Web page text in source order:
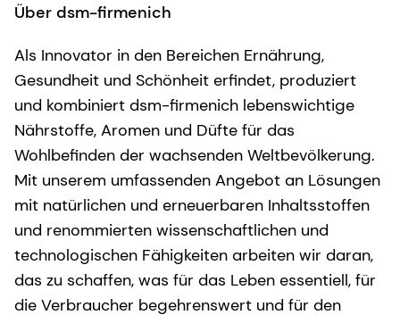
Über dsm-firmenich
Als Innovator in den Bereichen Ernährung,
Gesundheit und Schönheit erfindet, produziert
und kombiniert dsm-firmenich lebenswichtige
Nährstoffe, Aromen und Düfte für das
Wohlbefinden der wachsenden Weltbevölkerung.
Mit unserem umfassenden Angebot an Lösungen
mit natürlichen und erneuerbaren Inhaltsstoffen
und renommierten wissenschaftlichen und
technologischen Fähigkeiten arbeiten wir daran,
das zu schaffen, was für das Leben essentiell, für
die Verbraucher begehrenswert und für den